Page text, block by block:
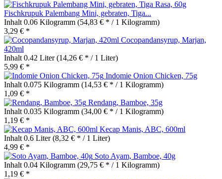
Fischkrupuk Palembang Mini, gebraten, Tiga...
Inhalt 0.06 Kilogramm (54,83 € * / 1 Kilogramm)
3,29 € *
Cocopandansyrup, Marjan,
420ml
Inhalt 0.42 Liter(14,26 € * / 1 Liter)
5,99 € *
Indomie Onion Chicken, 75g
Inhalt 0.075 Kilogramm (14,53 € * / 1 Kilogramm)
1,09 € *
Rendang, Bamboe, 35g
Inhalt 0.035 Kilogramm (34,00 € * / 1 Kilogramm)
1,19 € *
Kecap Manis, ABC, 600ml
Inhalt 0.6 Liter(8,32 € * / 1 Liter)
4,99 € *
Soto Ayam, Bamboe, 40g
Inhalt 0.04 Kilogramm (29,75 € * / 1 Kilogramm)
1,19 € *